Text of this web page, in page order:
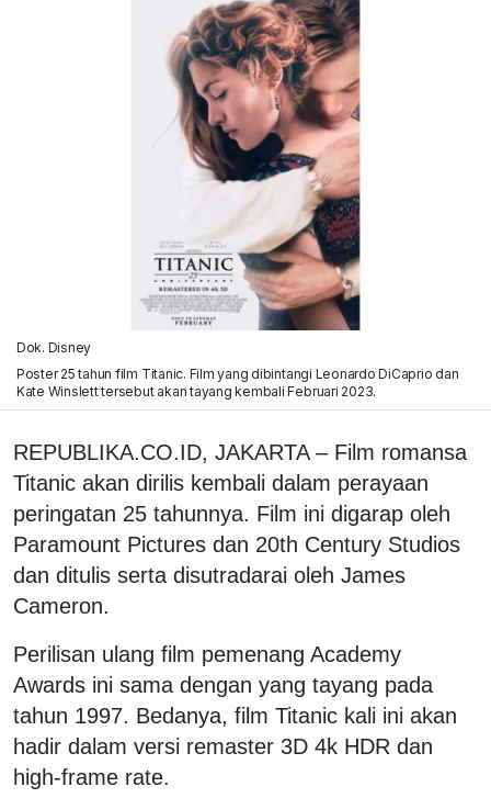
Dok. Disney
Poster 25 tahun film Titanic. Film yang dibintangi Leonardo DiCaprio dan
Kate Winslett tersebut akan tayang kembali Februari 2023.
REPUBLIKA.CO.ID, JAKARTA – Film romansa
Titanic akan dirilis kembali dalam perayaan
peringatan 25 tahunnya. Film ini digarap oleh
Paramount Pictures dan 20th Century Studios
dan ditulis serta disutradarai oleh James
Cameron.
Perilisan ulang film pemenang Academy
Awards ini sama dengan yang tayang pada
tahun 1997. Bedanya, film Titanic kali ini akan
hadir dalam versi remaster 3D 4k HDR dan
high-frame rate.